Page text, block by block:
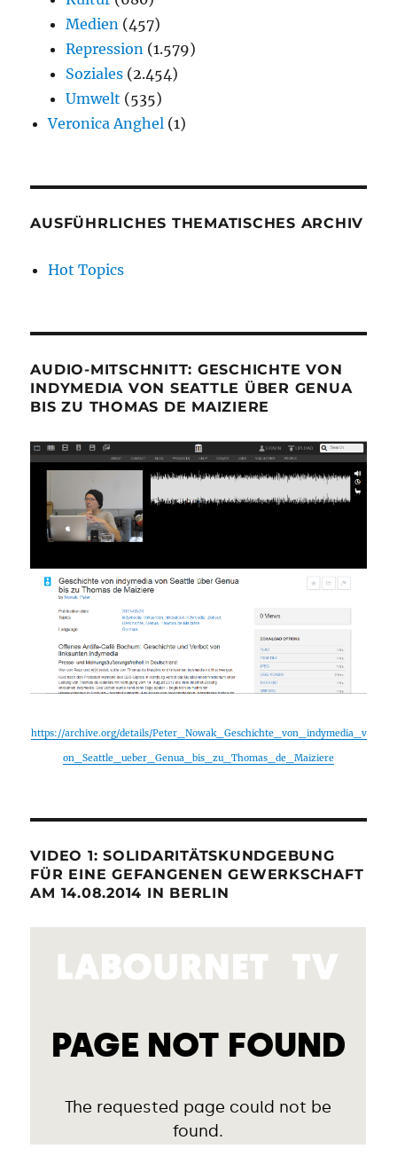
Medien (457)
Repression (1.579)
Soziales (2.454)
Umwelt (535)
Veronica Anghel (1)
AUSFÜHRLICHES THEMATISCHES ARCHIV
Hot Topics
AUDIO-MITSCHNITT: GESCHICHTE VON
INDYMEDIA VON SEATTLE ÜBER GENUA
BIS ZU THOMAS DE MAIZIERE
https://archive.org/details/Peter_Nowak_Geschichte_von_indymedia_v
on_Seattle_ueber_Genua_bis_zu_Thomas_de_Maiziere
VIDEO 1: SOLIDARITÄTSKUNDGEBUNG
FÜR EINE GEFANGENEN GEWERKSCHAFT
AM 14.08.2014 IN BERLIN